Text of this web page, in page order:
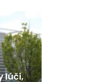
lúči,